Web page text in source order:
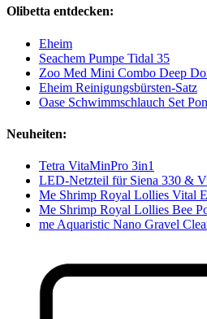
Olibetta entdecken:
Eheim
Seachem Pumpe Tidal 35
Zoo Med Mini Combo Deep
Eheim Reinigungsbürsten-Satz
Oase Schwimmschlauch Set
Neuheiten:
Tetra VitaMinPro 3in1
LED-Netzteil für Siena 330 &
Me Shrimp Royal Lollies Vital
Me Shrimp Royal Lollies Bee
me Aquaristic Nano Gravel